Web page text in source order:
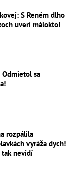
S Reném dlho
uverí málokto!
Odmietol sa
rozpálila
vyráža dych!
tak nevidí